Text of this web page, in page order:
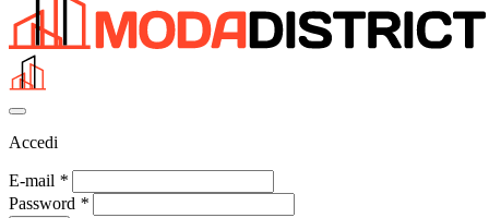
Accedi
E-mail *
Password *